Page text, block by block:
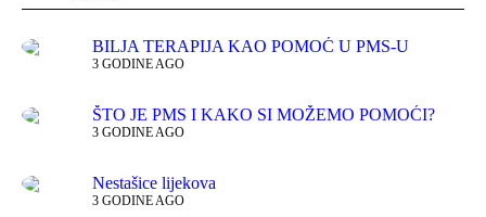
BILJA TERAPIJA KAO POMOĆ U PMS-U
3 GODINE AGO
ŠTO JE PMS I KAKO SI MOŽEMO POMOĆI?
3 GODINE AGO
Nestašice lijekova
3 GODINE AGO